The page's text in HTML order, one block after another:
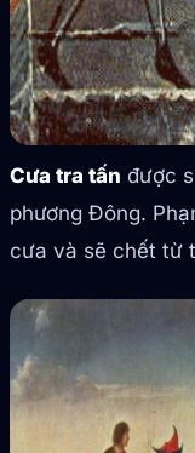
Cưa tra tấn được
phương Đông.
cưa và sẽ chết từ